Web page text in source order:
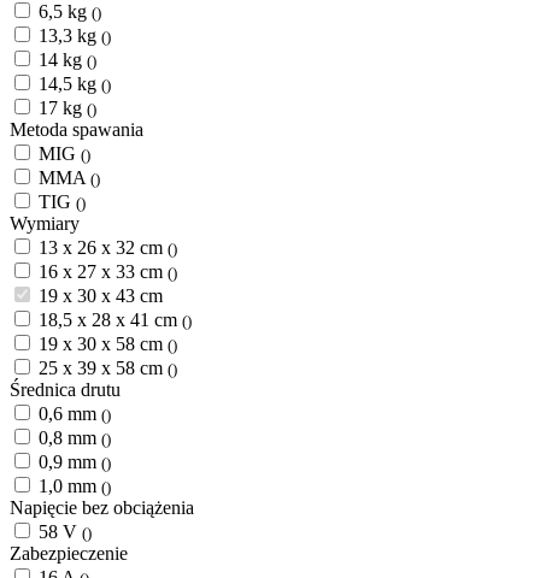
6,5 kg ()
13,3 kg ()
14 kg ()
14,5 kg ()
17 kg ()
Metoda spawania
MIG ()
MMA ()
TIG ()
Wymiary
13 x 26 x 32 cm ()
16 x 27 x 33 cm ()
19 x 30 x 43 cm
18,5 x 28 x 41 cm ()
19 x 30 x 58 cm ()
25 x 39 x 58 cm ()
Średnica drutu
0,6 mm ()
0,8 mm ()
0,9 mm ()
1,0 mm ()
Napięcie bez obciążenia
58 V ()
Zabezpieczenie